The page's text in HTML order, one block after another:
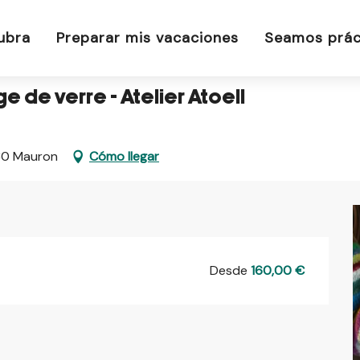
Preparar mis vacaciones Seamos
de verre - Atelier Atoell
Mauron Cómo llegar
Desde160,00 €